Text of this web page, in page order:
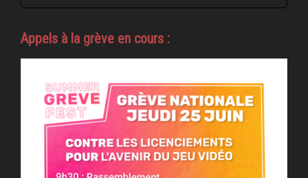
Appels à la grève en cours :